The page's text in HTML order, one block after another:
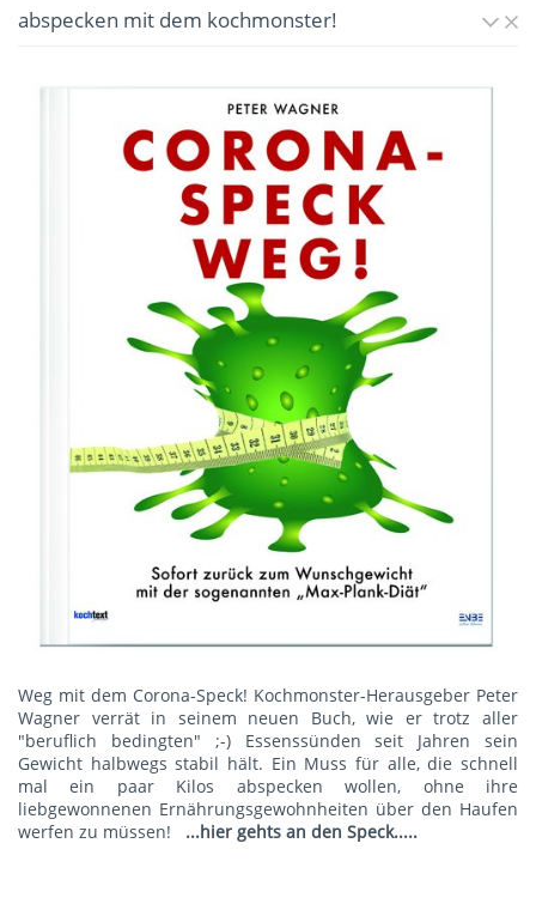
abspecken mit dem kochmonster!
Weg mit dem Corona-Speck! Kochmonster-Herausgeber Peter
Wagner verrät in seinem neuen Buch, wie er trotz aller
"beruflich bedingten" ;-) Essenssünden seit Jahren sein
Gewicht halbwegs stabil hält. Ein Muss für alle, die schnell
mal ein paar Kilos abspecken wollen, ohne ihre
liebgewonnenen Ernährungsgewohnheiten über den Haufen
werfen zu müssen!
...hier gehts an den Speck.....